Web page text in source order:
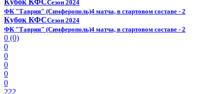
Кубок КФССезон 2024
ФК "Таврия" (Симферополь)4 матча, в стартовом составе - 2
Кубок КФССезон 2024
ФК "Таврия" (Симферополь)4 матча, в стартовом составе - 2
0 (0)
0
0
0
0
0
222